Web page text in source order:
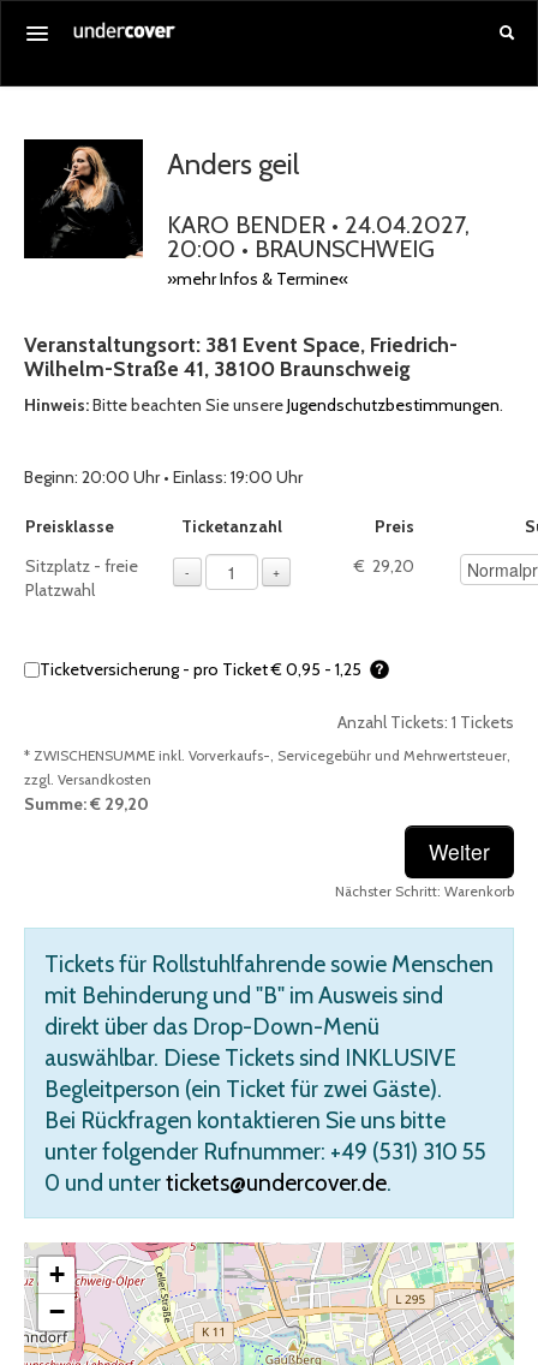
Alle Veranstaltungen
Gutschein kaufen
Service
Anders geil
KARO BENDER • 24.04.2027,
20:00 • BRAUNSCHWEIG
»mehr Infos & Termine«
Veranstaltungsort: 381 Event Space, Friedrich-
Wilhelm-Straße 41, 38100 Braunschweig
Hinweis:Bitte beachten Sie unsereJugendschutzbestimmungen.
Beginn: 20:00 Uhr • Einlass: 19:00 Uhr
Auswahl von Tickets pro Preiskategorie, sofern verfügbar
Preisklasse Ticketanzahl Preis
Sitzplatz - freie
Platzwahl
- + 1 – Für die Auswahl sind
€ 29,20
Ticketversicherung - pro Ticket € 0,95 - 1,25
Anzahl Tickets: 1 Tickets
* ZWISCHENSUMME inkl. Vorverkaufs-, Servicegebühr und Mehrwertsteuer,
zzgl. Versandkosten
Summe:€ 29,20
Nächster Schritt: Warenkorb
Tickets für Rollstuhlfahrende sowie Menschen
mit Behinderung und "B" im Ausweis sind
direkt über das Drop-Down-Menü
auswählbar. Diese Tickets sind INKLUSIVE
Begleitperson (ein Ticket für zwei Gäste).
Bei Rückfragen kontaktieren Sie uns bitte
unter folgender Rufnummer: +49 (531) 310 55
0 und untertickets@undercover.de.
+
−